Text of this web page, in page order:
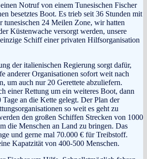
Notruf von einem Tunesischen Fischer
besetztes Boot. Es trieb seit 36 Stunden mit
tunesischen 24 Meilen Zone, wir hatten
Küstenwache versorgt werden, unsere
Schiff einer privaten Hilfsorganisation
der italienischen Regierung sorgt dafür,
anderer Organisationen sofort weit nach
um auch nur 20 Gerettete abzuliefern.
einer Rettung um ein weiteres Boot, dann
an die Kette gelegt. Der Plan der
so weit es geht zu
den großen Schiffen Strecken von 1000
die Menschen an Land zu bringen. Das
und gerne mal 70.000 € für Treibstoff.
Kapatzität von 400-500 Menschen.